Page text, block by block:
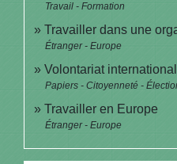
Travail - Formation
Travailler dans une
Étranger - Europe
Volontariat
Papiers - Citoyenneté -
Travailler en Europe
Étranger - Europe